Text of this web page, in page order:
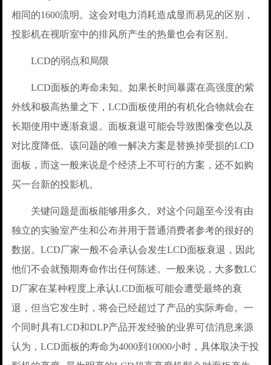
相同的1600流明。这会对电力消耗造成显而易见的区别，
投影机在视听室中的排风所产生的热量也会有区别。
LCD的弱点和局限
LCD面板的寿命未知。如果长时间暴露在高强度的紫
外线和极高热量之下，LCD面板使用的有机化合物就会在
长期使用中逐渐衰退。面板衰退可能会导致图像变色以及
对比度降低。该问题的唯一解决方案是替换掉受损的LCD
面板，而这一般来说是个经济上不可行的方案，还不如购
买一台新的投影机。
关键问题是面板能够用多久。对这个问题至今没有由
独立的实验室产生和公布并用于普通消费者参考的很好的
数据。LCD厂家一般不会承认会发生LCD面板衰退，因此
他们不会就预期寿命作出任何陈述。一般来说，大多数LC
D厂家在某种程度上承认LCD面板可能会遭受最终的衰
退，但当它发生时，将会已经超过了产品的实际寿命。一
个同时具有LCD和DLP产品开发经验的业界可信消息来源
认为，LCD面板的寿命为4000到10000小时，具体取决于投